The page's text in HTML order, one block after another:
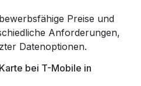
Preise und
Anforderungen,
Datenoptionen.
bei T-Mobile in